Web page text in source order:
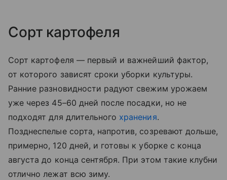
Сорт картофеля
Сорт картофеля — первый и важнейший фактор,
от которого зависят сроки уборки культуры.
Ранние разновидности радуют свежим урожаем
уже через 45–60 дней после посадки, но не
подходят для длительного хранения.
Позднеспелые сорта, напротив, созревают дольше,
примерно, 120 дней, и готовы к уборке с конца
августа до конца сентября. При этом такие клубни
отлично лежат всю зиму.